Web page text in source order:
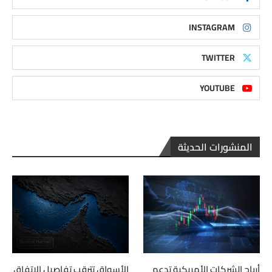
INSTAGRAM
TWITTER
YOUTUBE
المنشورات الحديثة